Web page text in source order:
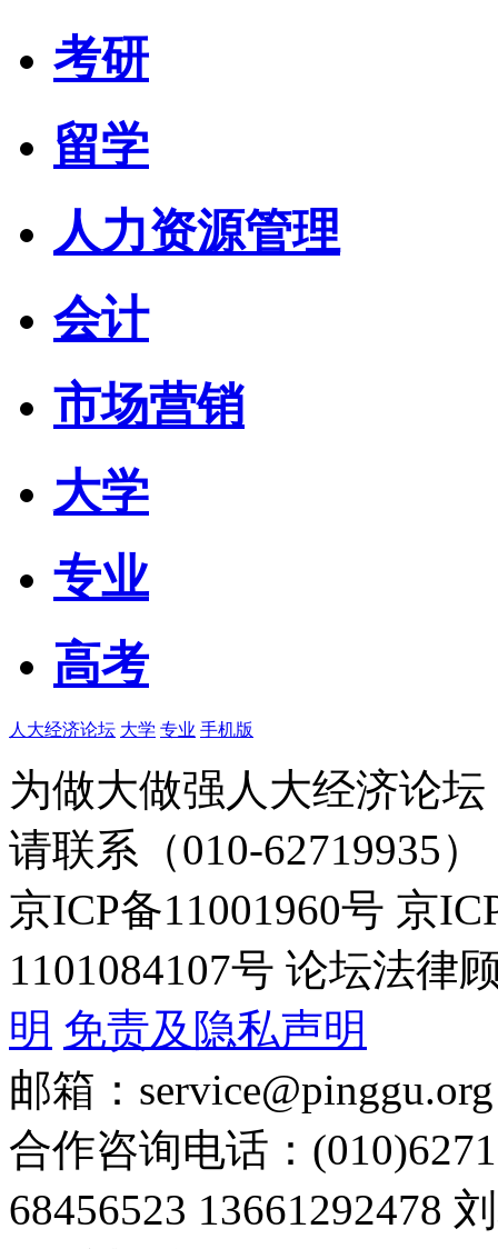
考研
留学
人力资源管理
会计
市场营销
大学
专业
高考
人大经济论坛 大学 专业 手机版
为做大做强人大经济论
请联系（010-62719935）
京ICP备11001960号 京
1101084107号 论坛法律
明 免责及隐私声明
邮箱：service@pinggu.org
合作咨询电话：
68456523 13661292478